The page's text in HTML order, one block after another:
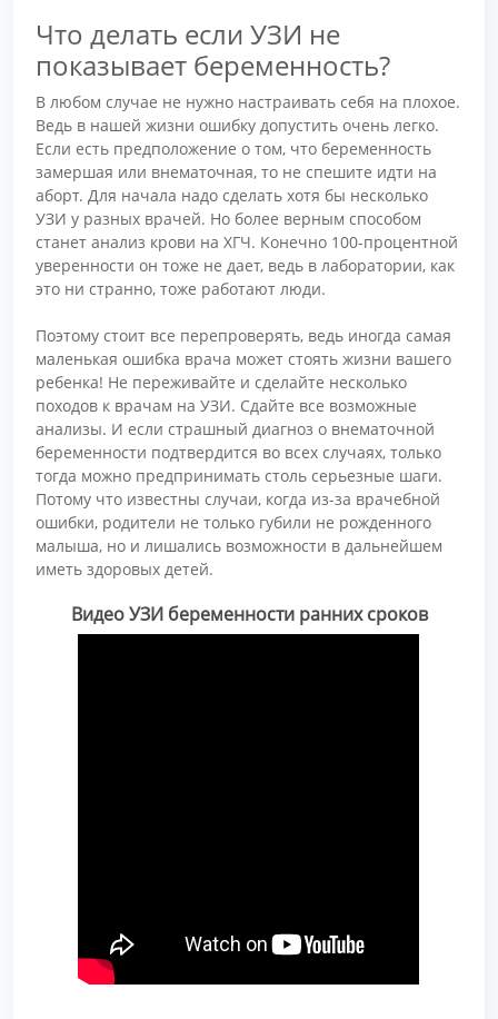
Что делать если УЗИ не
показывает беременность?
В любом случае не нужно настраивать себя на плохое.
Ведь в нашей жизни ошибку допустить очень легко.
Если есть предположение о том, что беременность
замершая или внематочная, то не спешите идти на
аборт. Для начала надо сделать хотя бы несколько
УЗИ у разных врачей. Но более верным способом
станет анализ крови на ХГЧ. Конечно 100-процентной
уверенности он тоже не дает, ведь в лаборатории, как
это ни странно, тоже работают люди.
Поэтому стоит все перепроверять, ведь иногда самая
маленькая ошибка врача может стоять жизни вашего
ребенка! Не переживайте и сделайте несколько
походов к врачам на УЗИ. Сдайте все возможные
анализы. И если страшный диагноз о внематочной
беременности подтвердится во всех случаях, только
тогда можно предпринимать столь серьезные шаги.
Потому что известны случаи, когда из-за врачебной
ошибки, родители не только губили не рожденного
малыша, но и лишались возможности в дальнейшем
иметь здоровых детей.
Видео УЗИ беременности ранних сроков